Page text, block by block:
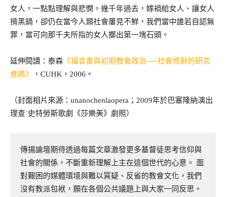
女人，一點點理解與悲憫。幾千年過去，嫁禍給女人、讓女人
揹黑鍋，卻仍在當今人類社會屢見不鮮，我們當中誰若自認無
罪，當可向那千夫所指的女人擲出第一塊石頭。
延伸閱讀：泰森 《福音書與初期教會政治──社會修辭的研究
進路》
，CUHK，2006。
（封面相片來源：unanochenlaopera；2009年於巴塞隆納演出
理查˙史特勞斯歌劇《莎樂美》劇照）
傳揚論壇期待透過每篇文章激發更多基督徒思考信仰與
社會的關係，不斷重新理解上主在這個世代的心意。 面
對艱困的媒體環境與難以質疑、反省的教會文化，我們
沒有教派包袱，願在各個公共議題上與大家一同反思。